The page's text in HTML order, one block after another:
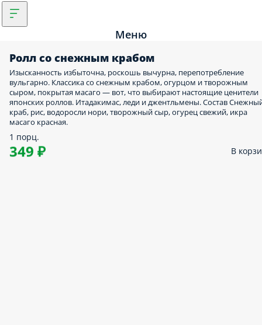
Меню
Ролл со снежным крабом
Изысканность избыточна, роскошь вычурна, перепотребление
вульгарно. Классика со снежным крабом, огурцом и творожным
сыром, покрытая масаго — вот, что выбирают настоящие ценители
японских роллов. Итадакимас, леди и джентльмены. Состав
краб, рис, водоросли нори, творожный сыр, огурец свежий, икра
масаго красная.
1 порц.
349 ₽ В